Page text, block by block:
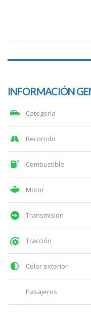
INFORMACIÓN
Categoría
Recorrido
Combustible
Motor
Transmisión
Tracción
Color exterior
Pasajeros